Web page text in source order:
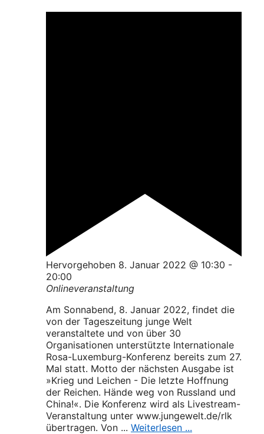
Hervorgehoben 8. Januar 2022 @ 10:30 -
20:00
Onlineveranstaltung
Am Sonnabend, 8. Januar 2022, findet die
von der Tageszeitung junge Welt
veranstaltete und von über 30
Organisationen unterstützte Internationale
Rosa-Luxemburg-Konferenz bereits zum 27.
Mal statt. Motto der nächsten Ausgabe ist
»Krieg und Leichen - Die letzte Hoffnung
der Reichen. Hände weg von Russland und
China!«. Die Konferenz wird als Livestream-
Veranstaltung unter www.jungewelt.de/rlk
übertragen. Von ... Weiterlesen ...